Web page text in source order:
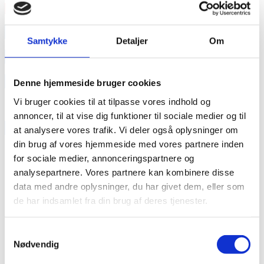
Samtykke Detaljer Om
Denne hjemmeside bruger cookies
Vi bruger cookies til at tilpasse vores indhold og
annoncer, til at vise dig funktioner til sociale medier og til
at analysere vores trafik. Vi deler også oplysninger om
din brug af vores hjemmeside med vores partnere inden
for sociale medier, annonceringspartnere og
analysepartnere. Vores partnere kan kombinere disse
data med andre oplysninger, du har givet dem, eller som
de har indsamlet fra din brug af deres tjenester.
Nødvendig
Læs mere
annonce
Like us
RAINBOW BUSINESS DENMARK